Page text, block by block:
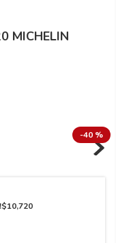
MICHELIN
-40 %
$10,720